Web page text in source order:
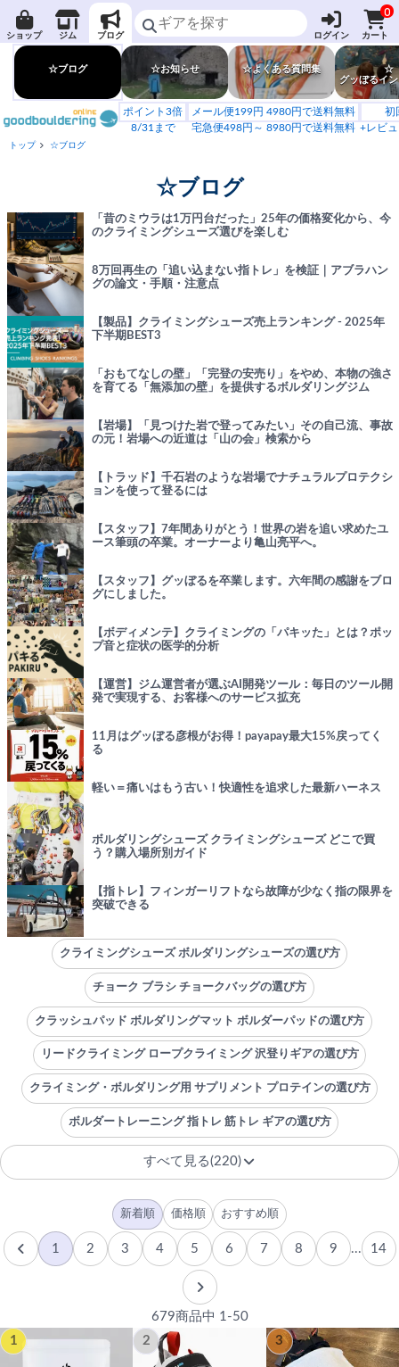
ショップ ジム ブログ ログイン
0
カート
☆ブログ ☆お知らせ ☆よくある質問集
☆
グッぼるイ
ポイント3倍
8/31まで
メール便199円 4980円で送料無料
宅急便498円～ 8980円で送料無料
初
+レビ
トップ ☆ブログ
☆ブログ
「昔のミウラは1万円台だった」25年の価格変化から、今
のクライミングシューズ選びを楽しむ
8万回再生の「追い込まない指トレ」を検証｜アブラハン
グの論文・手順・注意点
【製品】クライミングシューズ売上ランキング - 2025年
下半期BEST3
「おもてなしの壁」「完登の安売り」をやめ、本物の強さ
を育てる「無添加の壁」を提供するボルダリングジム
【岩場】「見つけた岩で登ってみたい」その自己流、事故
の元！岩場への近道は「山の会」検索から
【トラッド】千石岩のような岩場でナチュラルプロテクシ
ョンを使って登るには
【スタッフ】7年間ありがとう！世界の岩を追い求めたユ
ース筆頭の卒業。オーナーより亀山亮平へ。
【スタッフ】グッぼるを卒業します。六年間の感謝をブロ
グにしました。
【ボディメンテ】クライミングの「パキッた」とは？ポッ
プ音と症状の医学的分析
【運営】ジム運営者が選ぶAI開発ツール：毎日のツール開
発で実現する、お客様へのサービス拡充
11月はグッぼる彦根がお得！payapay最大15%戻ってく
る
軽い＝痛いはもう古い！快適性を追求した最新ハーネス
ボルダリングシューズ クライミングシューズ どこで買
う？購入場所別ガイド
【指トレ】フィンガーリフトなら故障が少なく指の限界を
突破できる
クライミングシューズ ボルダリングシューズの選び方
チョーク ブラシ チョークバッグの選び方
クラッシュパッド ボルダリングマット ボルダーパッドの選び方
リードクライミング ロープクライミング 沢登りギアの選び方
クライミング・ボルダリング用 サプリメント プロテインの選び方
ボルダートレーニング 指トレ 筋トレ ギアの選び方
すべて見る(220)
新着順 価格順 おすすめ順
1 2 3 4 5 6 7 8 9 ... 14
679商品中 1-50
1
2 3